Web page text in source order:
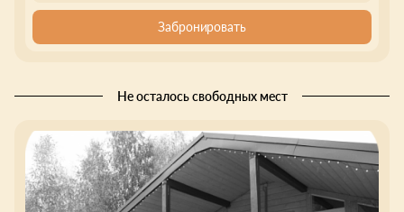
Забронировать
Не осталось свободных мест